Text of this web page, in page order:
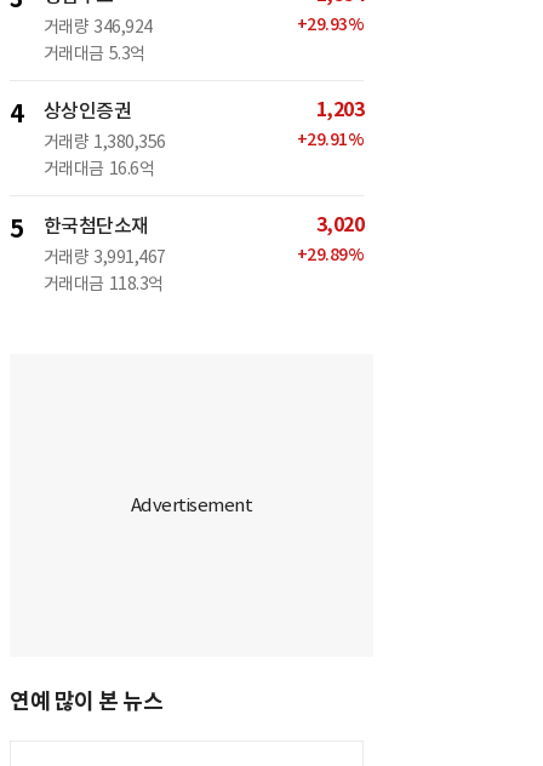
거래량 346,924
거래대금 5.3억
+29.93%
4 상상인증권
거래량 1,380,356
거래대금 16.6억
1,203
+29.91%
5 한국첨단소재
거래량 3,991,467
거래대금 118.3억
3,020
+29.89%
연예 많이 본 뉴스